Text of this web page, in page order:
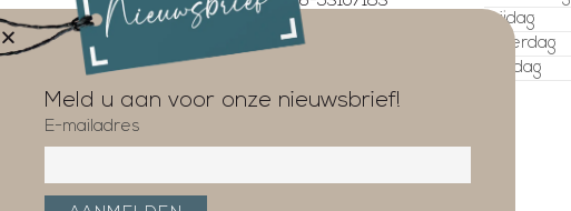
4.5
Gebaseerd op 337
beoordelingen
06-53299257
vrijdag
zaterdag
zondag
Meld u aan voor onze nieuwsbrief!
E-mailadres